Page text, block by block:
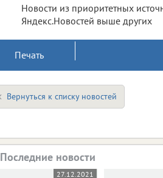
Новости из приоритетных
Яндекс.Новостей выше других
Печать
Вернуться к списку новостей
Последние новости
27.12.2021